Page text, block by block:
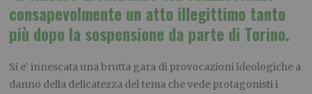
consapevolmente un atto illegittimo tanto
più dopo la sospensione da parte di Torino.
Si e’ innescata una brutta gara di provocazioni ideologiche a
danno della delicatezza del tema che vede protagonisti i